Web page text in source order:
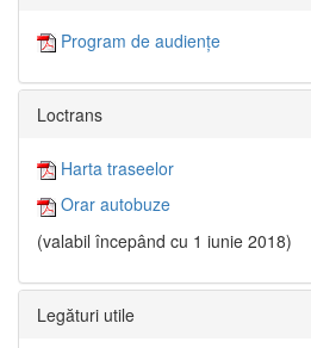
Program de audiențe
Loctrans
Harta traseelor
Orar autobuze
(valabil începând cu 1 iunie 2018)
Legături utile